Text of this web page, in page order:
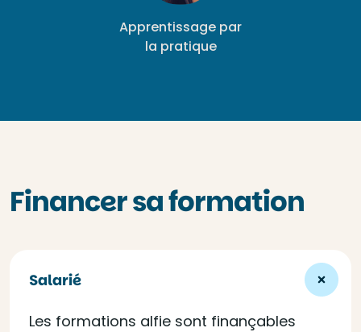
Apprentissage par
la pratique
Financer sa formation
Salarié
Les formations alfie sont finançables